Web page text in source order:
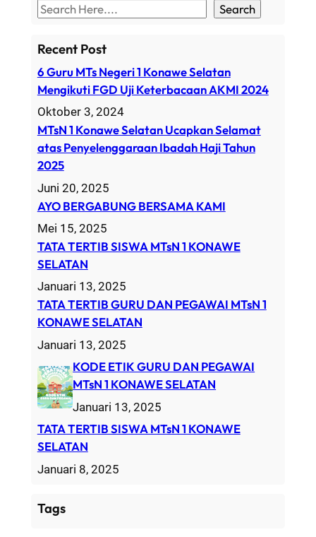
S
a
c
h
Search
Recent Post
6 Guru MTs Negeri 1 Konawe Selatan
Mengikuti FGD Uji Keterbacaan AKMI 2024
Oktober 3, 2024
MTsN 1 Konawe Selatan Ucapkan Selamat
atas Penyelenggaraan Ibadah Haji Tahun
2025
Juni 20, 2025
AYO BERGABUNG BERSAMA KAMI
Mei 15, 2025
TATA TERTIB SISWA MTsN 1 KONAWE
SELATAN
Januari 13, 2025
TATA TERTIB GURU DAN PEGAWAI MTsN 1
KONAWE SELATAN
Januari 13, 2025
KODE ETIK GURU DAN PEGAWAI
MTsN 1 KONAWE SELATAN
Januari 13, 2025
TATA TERTIB SISWA MTsN 1 KONAWE
SELATAN
Januari 8, 2025
Tags